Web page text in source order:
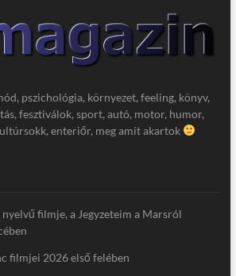
pszichológia, környezet, feeling, könyv,
fesztiválok, sport, autó, motor, humor,
enteriőr, meg amit akartok
filmje, a Jegyzeteim a Marsról
filmjei 2026 első felében